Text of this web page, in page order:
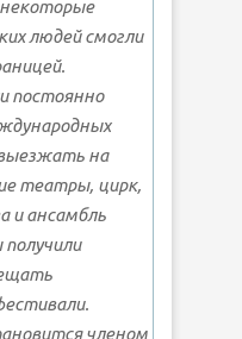
людей смогли
постоянно
на
театры, цирк,
и ансамбль
членом